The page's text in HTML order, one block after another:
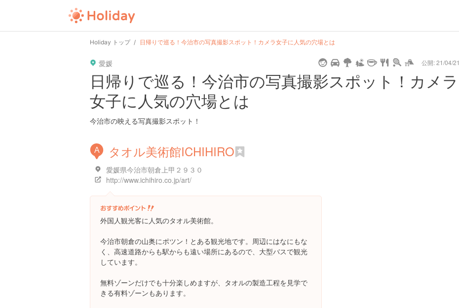
Holiday トップ 日帰りで巡る！今治市の写真撮影スポット！カメラ女子に人気の穴場とは
愛媛 公開: 21/04/21
user
osaka
pin tel time url hot type star camera home settings profile print rank mail lock
日帰りで巡る！今治市の写真撮影スポット！カメラ
女子に人気の穴場とは
今治市の映える写真撮影スポット！
A タオル美術館ICHIHIRO
愛媛県今治市朝倉上甲２９３０
http://www.ichihiro.co.jp/art/
外国人観光客に人気のタオル美術館。
今治市朝倉の山奥にポツン！とある観光地です。周辺にはなにもな
く、高速道路からも駅からも遠い場所にあるので、大型バスで観光
しています。
無料ゾーンだけでも十分楽しめますが、タオルの製造工程を見学で
きる有料ゾーンもあります。